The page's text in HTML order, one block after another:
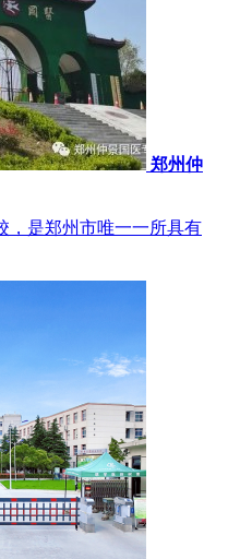
郑州仲
，是郑州市唯一一所具有